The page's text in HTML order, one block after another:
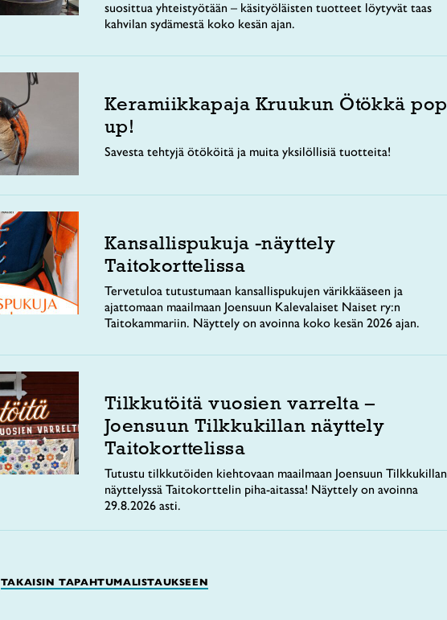
suosittua yhteistyötään – käsityöläisten tuotteet löytyvät taas
kahvilan sydämestä koko kesän ajan.
Keramiikkapaja Kruukun Ötökkä pop
up!
Savesta tehtyjä ötököitä ja muita yksilöllisiä tuotteita!
Kansallispukuja -näyttely
Taitokorttelissa
Tervetuloa tutustumaan kansallispukujen värikkääseen ja
ajattomaan maailmaan Joensuun Kalevalaiset Naiset ry:n
Taitokammariin. Näyttely on avoinna koko kesän 2026 ajan.
Tilkkutöitä vuosien varrelta –
Joensuun Tilkkukillan näyttely
Taitokorttelissa
Tutustu tilkkutöiden kiehtovaan maailmaan Joensuun Tilkkukillan
näyttelyssä Taitokorttelin piha-aitassa! Näyttely on avoinna
29.8.2026 asti.
TAKAISIN TAPAHTUMALISTAUKSEEN